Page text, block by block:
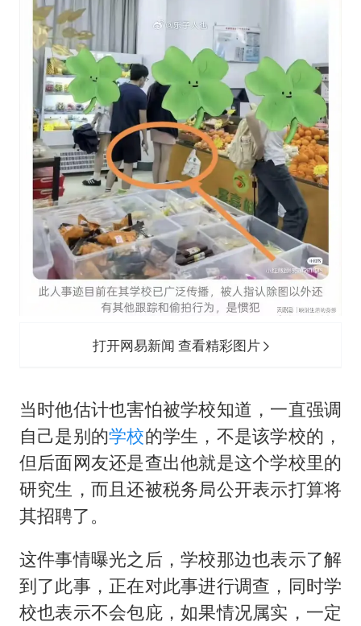
打开网易新闻 查看精彩图片
当时他估计也害怕被学校知道，一直强调
自己是别的学校的学生，不是该学校的，
但后面网友还是查出他就是这个学校里的
研究生，而且还被税务局公开表示打算将
其招聘了。
这件事情曝光之后，学校那边也表示了解
到了此事，正在对此事进行调查，同时学
校也表示不会包庇，如果情况属实，一定